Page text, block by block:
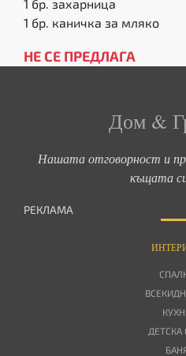
1 бр. захарница
1 бр. каничка за мляко
НЕ СЕ ПРЕДЛАГА
Дом &
Нашата отговорност и
къщата
РЕКЛАМА
ДЕТСКА